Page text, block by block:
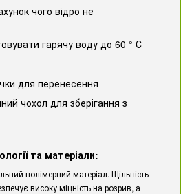
чого відро не
гарячу воду до 60 ° С
для перенесення
чохол для зберігання з
та матеріали:
полімерний матеріал. Щільність
високу міцність на розрив, а